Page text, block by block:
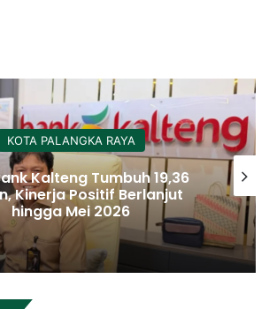
KOTA PALANGKA RAYA
Raya Perluas Digitalisasi
Sosial, Perkuat Akurasi
dan Penyaluran Bansos